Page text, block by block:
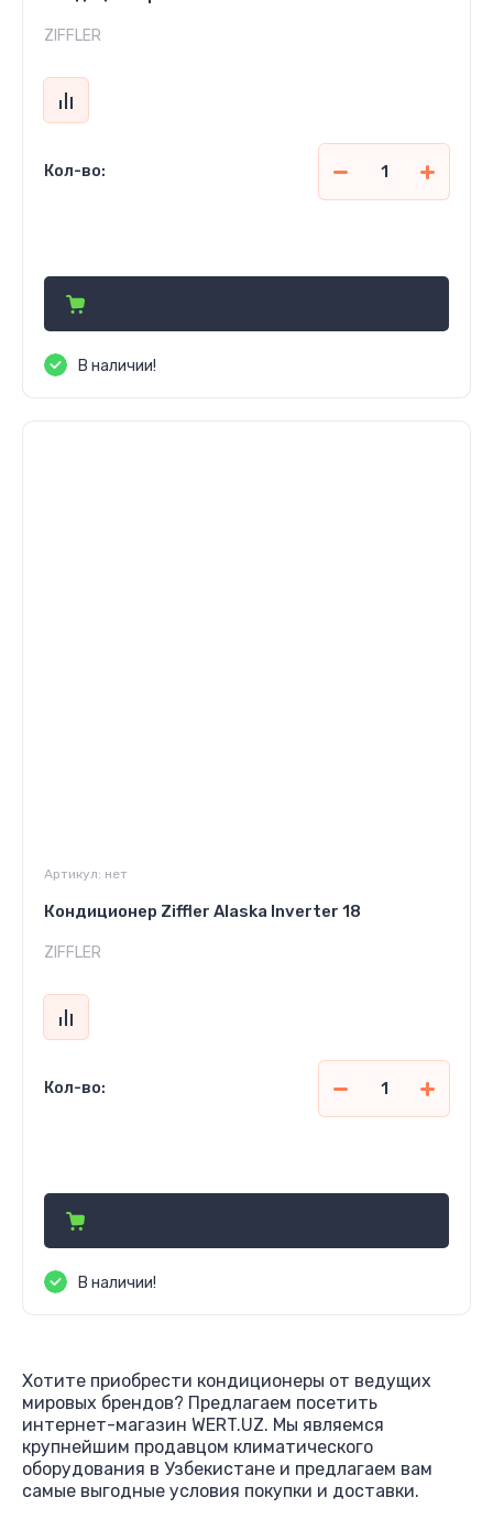
ZIFFLER
Кол-во:
В наличии!
Артикул: нет
Кондиционер Ziffler Alaska Inverter 18
ZIFFLER
Кол-во:
В наличии!
Хотите приобрести кондиционеры от ведущих
мировых брендов? Предлагаем посетить
интернет-магазин WERT.UZ. Мы являемся
крупнейшим продавцом климатического
оборудования в Узбекистане и предлагаем вам
самые выгодные условия покупки и доставки.